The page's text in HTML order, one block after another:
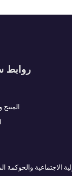
روابط
المنتج
الاجتماعية والحوكمة